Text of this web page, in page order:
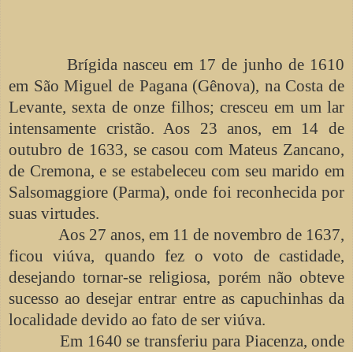
Brígida nasceu em 17 de junho de 1610
em São Miguel de Pagana (Gênova), na Costa de
Levante, sexta de onze filhos; cresceu em um lar
intensamente cristão. Aos 23 anos, em 14 de
outubro de 1633, se casou com Mateus Zancano,
de Cremona, e se estabeleceu com seu marido em
Salsomaggiore (Parma), onde foi reconhecida por
suas virtudes.
Aos 27 anos, em 11 de novembro de 1637,
ficou viúva, quando fez o voto de castidade,
desejando tornar-se religiosa, porém não obteve
sucesso ao desejar entrar entre as capuchinhas da
localidade devido ao fato de ser viúva.
Em 1640 se transferiu para Piacenza, onde